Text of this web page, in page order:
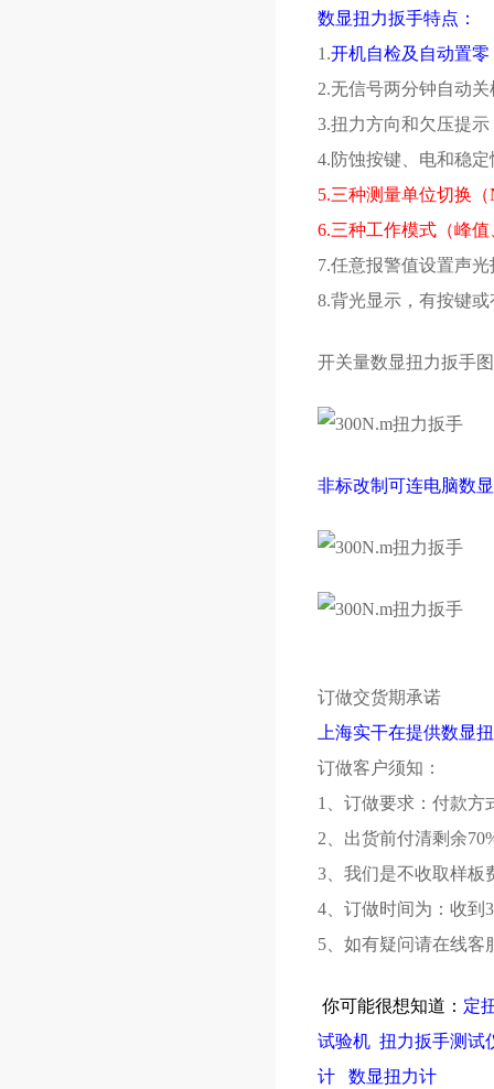
数显扭力扳手特点：
1.开机自检及自动置
2.无信号两分钟自动
3.扭力方向和欠压提示
4.防蚀按键、电和稳
5.三种测量单位切换
6.三种工作模式（峰
7.任意报警值设置声
8.背光显示，有按键
开关量数显扭力扳手
非标改制可连电脑数
订做交货期承诺
上海实干在提供数显
订做客户须知：
1、订做要求：付款方
2、出货前付清剩余
3、我们是不收取样板
4、订做时间为：收到
5、如有疑问请在线客
你可能很想知道： 定
试验机 扭力扳手测试
计
数显扭力计